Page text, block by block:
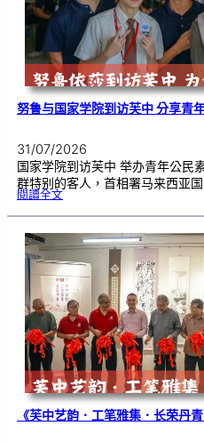
出
努鲁与国家学院到访芙中 分享青
31/07/2026
国家学院到访芙中 举办青年公民
群特别的客人，首相署马来西亚
閱讀全文:努
国
学
院
到
访
中
分
享
青
年
领
袖
素
质
讲
座
《芙中艺韵．工笔雅集．长荣丹